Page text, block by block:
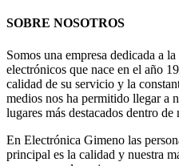
SOBRE NOSOTROS
Somos una empresa dedicada a
electrónicos que nace en el año
calidad de su servicio y la
medios nos ha permitido llegar a
lugares más destacados dentro de
En Electrónica Gimeno las
principal es la calidad y nuestra